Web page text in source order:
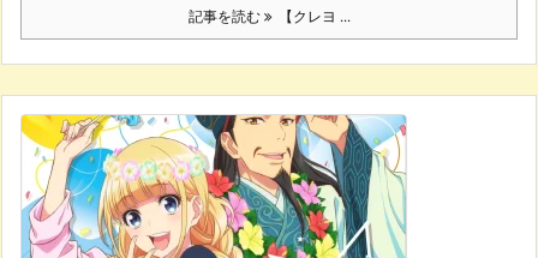
記事を読む 【クレヨ ...